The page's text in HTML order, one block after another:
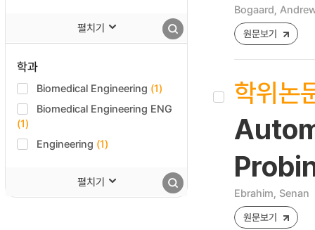
펼치기
학과
Biomedical Engineering (1)
Biomedical Engineering ENG
(1)
Engineering (1)
펼치기
Bogaard,
원문보기
학위논
Ebrahim, Senan
원문보기